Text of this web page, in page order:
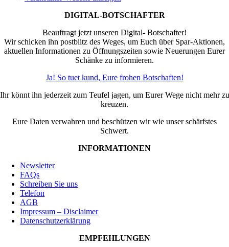
DIGITAL-BOTSCHAFTER
Beauftragt jetzt unseren Digital- Botschafter!
Wir schicken ihn postblitz des Weges, um Euch über Spar-Aktionen,
aktuellen Informationen zu Öffnungszeiten sowie Neuerungen Eurer
Schänke zu informieren.
Ja! So tuet kund, Eure frohen Botschaften!
Ihr könnt ihn jederzeit zum Teufel jagen, um Eurer Wege nicht mehr zu
kreuzen.
Eure Daten verwahren und beschützen wir wie unser schärfstes
Schwert.
INFORMATIONEN
Newsletter
FAQs
Schreiben Sie uns
Telefon
AGB
Impressum – Disclaimer
Datenschutzerklärung
EMPFEHLUNGEN